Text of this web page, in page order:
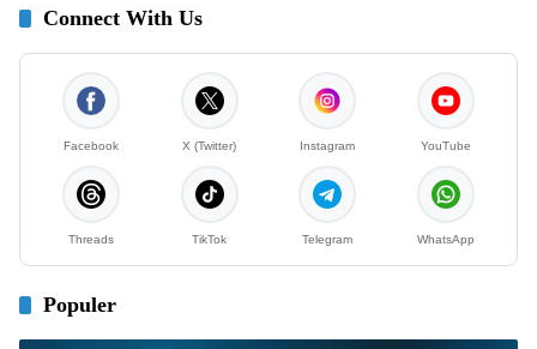
Connect With Us
Facebook X (Twitter) Instagram YouTube
Threads TikTok Telegram WhatsApp
Populer